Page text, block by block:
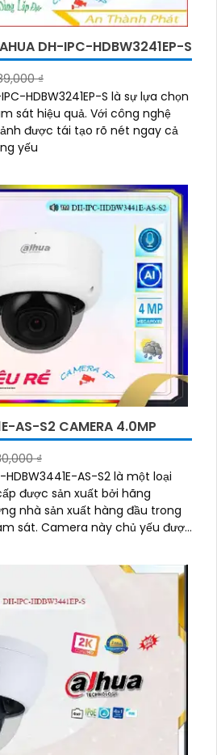
DH-IPC-HDBW3241EP-S
₫
HDBW3241EP-S là sự lựa chọn
quả. Với công nghệ
được tái tạo rõ nét ngay cả
yếu
AS-S2 CAMERA 4.0MP
₫
HDBW3441E-AS-S2 là một loại
được sản xuất bởi hãng
nhà sản xuất hàng đầu trong
yếu được
ảnh chất lượng cao